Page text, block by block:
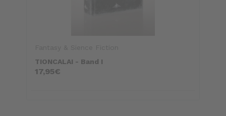
TIONCALAI - Band I
17,95€